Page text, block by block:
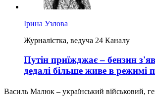
Ірина Узлова
Журналістка, ведуча 24 Каналу
Путін приїжджає – бензин
дедалі більше живе в режимі
Василь Малюк – український військовий,